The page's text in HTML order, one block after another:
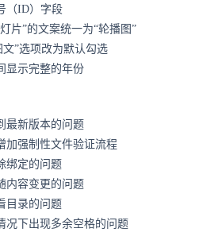
（ID）字段
片”的文案统一为“轮播图”
”选项改为默认勾选
显示完整的年份
最新版本的问题
加强制性文件验证流程
绑定的问题
内容变更的问题
目录的问题
况下出现多余空格的问题